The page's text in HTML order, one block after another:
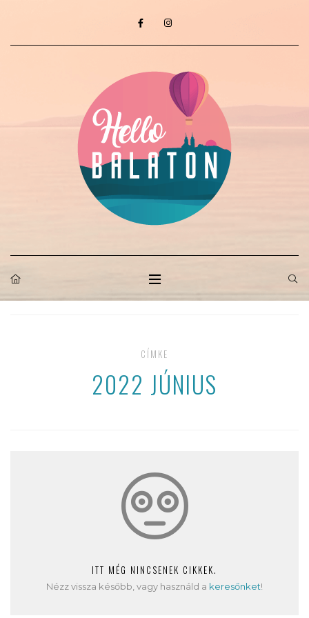
CÍMKE
2022 JÚNIUS
ITT MÉG NINCSENEK CIKKEK.
Nézz vissza később, vagy használd a keresőnket!